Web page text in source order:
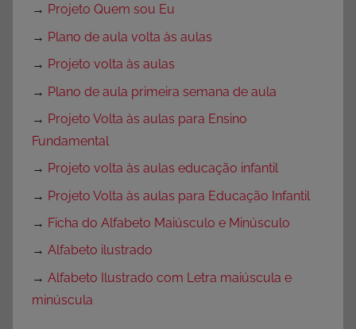
→ Projeto Quem sou Eu
→ Plano de aula volta às aulas
→ Projeto volta às aulas
→ Plano de aula primeira semana de aula
→ Projeto Volta às aulas para Ensino
Fundamental
→ Projeto volta às aulas educação infantil
→ Projeto Volta às aulas para Educação Infantil
→ Ficha do Alfabeto Maiúsculo e Minúsculo
→ Alfabeto ilustrado
→ Alfabeto Ilustrado com Letra maiúscula e
minúscula